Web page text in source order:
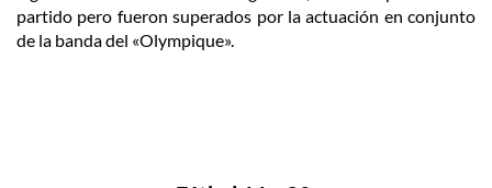
partido pero fueron superados por la actuación en conjunto
de la banda del «Olympique».